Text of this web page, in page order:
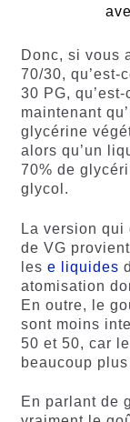
Donc, si vous
70/30, qu’est-
30 PG,
maintenant
glycérine
alors qu’un
70% de
glycol.
La version
de VG
les e liquides
atomisation
En outre, le
sont moins
50 et 50, car
beaucoup
En parlant de